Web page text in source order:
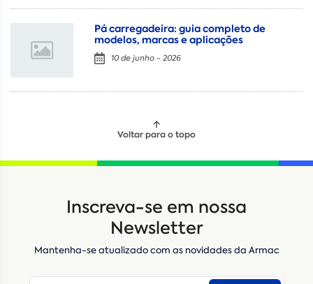
Pá carregadeira: guia completo de
modelos, marcas e aplicações
10 de junho - 2026
Voltar para o topo
Inscreva-se em nossa
Newsletter
Mantenha-se atualizado com as novidades da Armac
Locação Compra de seminovos
E-mail*